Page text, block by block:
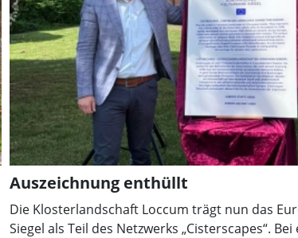
Auszeichnung enthüllt
Die Klosterlandschaft Loccum trägt nun das
Siegel als Teil des Netzwerks „Cisterscapes“.